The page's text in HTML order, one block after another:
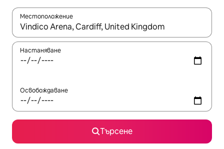
Местоположение
Когато резултатите се покажат, използвайте
Настаняване
Освобождаване
Търсене